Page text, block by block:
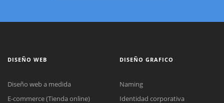
DISEÑO WEB
Diseño web a medida
E-commerce (Tienda online)
DISEÑO GRAFICO
Naming
Identidad corporativa